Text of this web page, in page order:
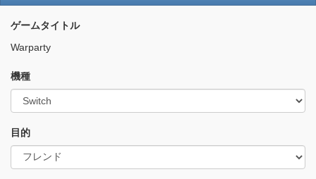
ゲームタイトル
Warparty
機種
目的